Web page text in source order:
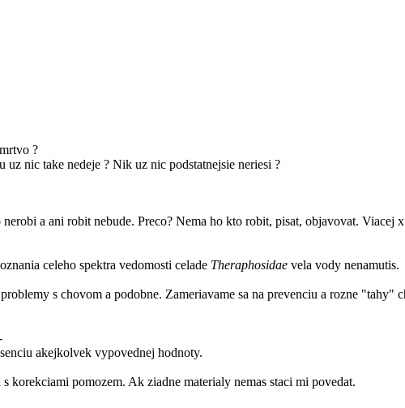
?
nic take nedeje ? Nik uz nic podstatnejsie neriesi ?
a ani robit nebude. Preco? Nema ho kto robit, pisat, objavovat.
celeho spektra vedomosti celade Theraphosidae vela vody nenamutis.
s chovom a podobne. Zameriavame sa na prevenciu a rozne "tahy"
akejkolvek vypovednej hodnoty.
korekciami pomozem. Ak ziadne materialy nemas staci mi povedat.